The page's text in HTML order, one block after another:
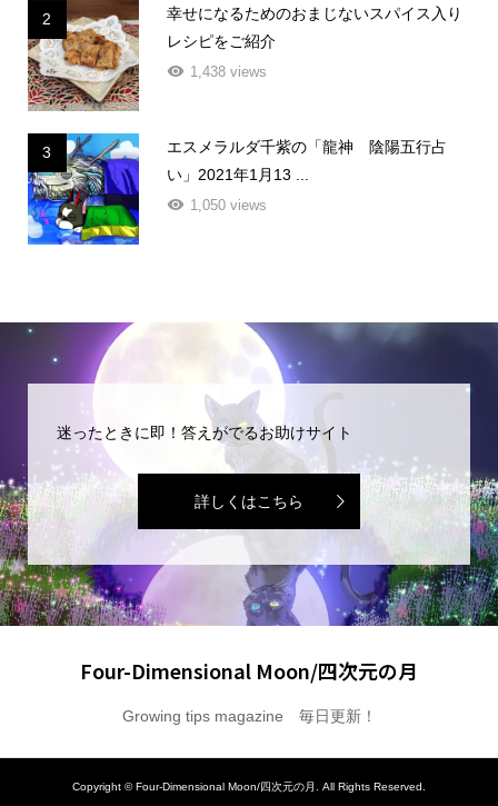
2
幸せになるためのおまじないスパイス入り
レシピをご紹介
1,438 views
3
エスメラルダ千紫の「龍神 陰陽五行占
い」2021年1月13 ...
1,050 views
迷ったときに即！答えがでるお助けサイト
詳しくはこちら
Four-Dimensional Moon/四次元の月
Growing tips magazine 毎日更新！
Copyright ©Four-Dimensional Moon/四次元の月. All Rights Reserved.